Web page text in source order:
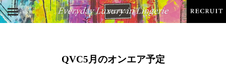
QVC5月のオンエア予定